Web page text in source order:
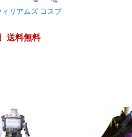
リアムズ コスプ
送料無料